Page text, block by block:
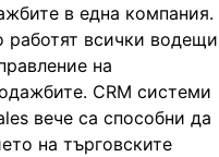
в една компания.
работят всички водещи
на
CRM системи
вече са способни да
на търговските